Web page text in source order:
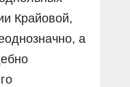
Крайовой,
а